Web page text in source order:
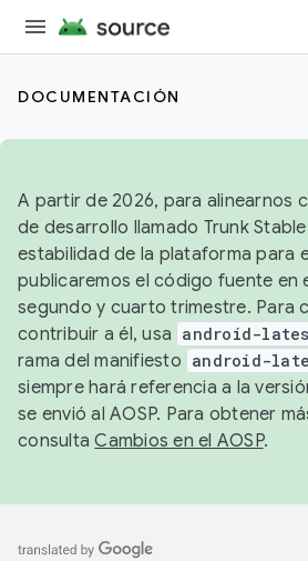
DOCUMENTACIÓN
A partir de 2026, para alinearnos
de desarrollo llamado Trunk
estabilidad de la plataforma para
publicaremos el código fuente en
segundo y cuarto trimestre. Para
contribuir a él, usa android-
rama del manifiesto android-
siempre hará referencia a la
se envió al AOSP. Para obtener
consultaCambios en el AOSP.